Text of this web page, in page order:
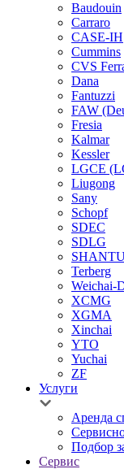
Baudouin
Carraro
CASE-IH
Cummins
CVS
Dana
Fantuzzi
FAW
Fresia
Kalmar
Kessler
LGCE
Liugong
Sany
Schopf
SDEC
SDLG
Terberg
Weichai-
XCMG
XGMA
Xinchai
YTO
Yuchai
ZF
Услуги
Аренда
Подбор
Сервис